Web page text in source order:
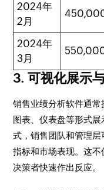
2024年
2月
2024年
3月
3. 可视化展示
销售业绩分析软件通
图表、仪表盘等形式
式，销售团队和管理
指标和市场表现。这
决策者快速作出反应。